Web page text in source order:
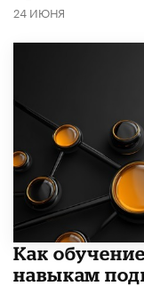
24 ИЮНЯ
​Как
навыкам